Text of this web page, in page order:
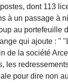
dont 113
à un passage à
au
qui ajoute : "
de la société
les
pour dire non